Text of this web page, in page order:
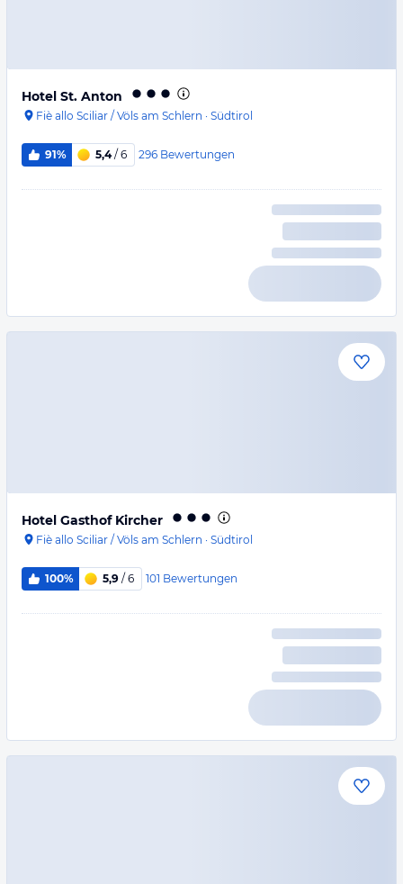
Hotel St. Anton
Fiè allo Sciliar / Völs am Schlern · Südtirol
91% 5,4/ 6 296 Bewertungen
Hotel Gasthof Kircher
Fiè allo Sciliar / Völs am Schlern · Südtirol
100% 5,9 / 6 101 Bewertungen